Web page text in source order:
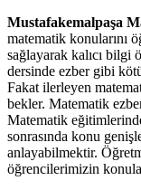
Mustafakemalpaşa
matematik konularını
sağlayarak kalıcı bilgi
dersinde ezber gibi
Fakat ilerleyen
bekler. Matematik
Matematik
sonrasında konu
anlayabilmektir.
öğrencilerimizin